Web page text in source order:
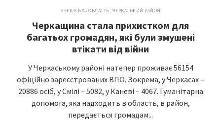
ЧЕРКАСЬКА ОБЛАСТЬ, ЧЕРКАСЬКИЙ РАЙОН
Черкащина стала прихистком для
багатьох громадян, які були змушені
втікати від війни
У Черкаському районі натепер проживає 56154
офіційно зареєстрованих ВПО. Зокрема, у Черкасах –
20886 осіб, у Смілі – 5082, у Каневі – 4067. Гуманітарна
допомога, яка надходить в область, в район,
передається громадам...